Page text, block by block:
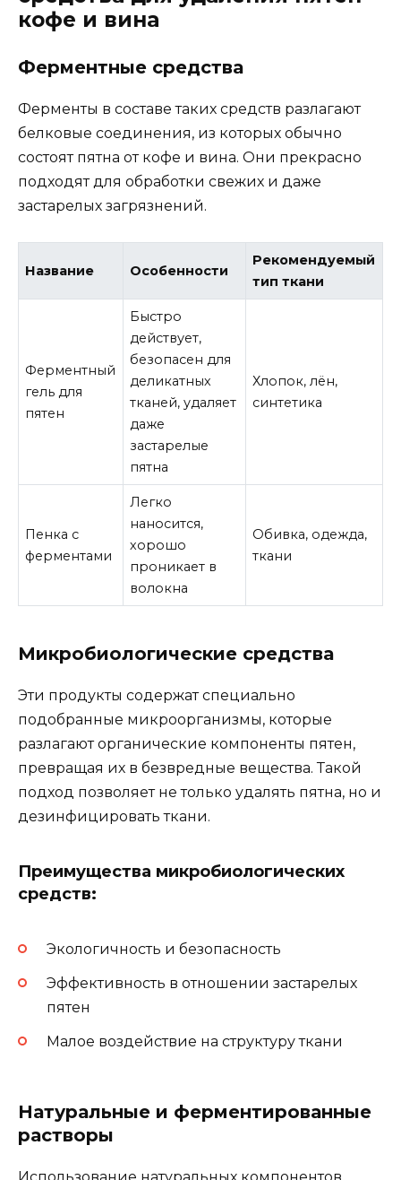
кофе и вина
Ферментные средства
Ферменты в составе таких средств разлагают
белковые соединения, из которых обычно
состоят пятна от кофе и вина. Они прекрасно
подходят для обработки свежих и даже
застарелых загрязнений.
Название Особенности
Рекомендуемый
тип ткани
Ферментный
гель для
пятен
Быстро
действует,
безопасен для
деликатных
тканей, удаляет
даже
застарелые
пятна
Хлопок, лён,
синтетика
Пенка с
ферментами
Легко
наносится,
хорошо
проникает в
волокна
Обивка, одежда,
ткани
Микробиологические средства
Эти продукты содержат специально
подобранные микроорганизмы, которые
разлагают органические компоненты пятен,
превращая их в безвредные вещества. Такой
подход позволяет не только удалять пятна, но и
дезинфицировать ткани.
Преимущества микробиологических
средств:
Экологичность и безопасность
Эффективность в отношении застарелых
пятен
Малое воздействие на структуру ткани
Натуральные и ферментированные
растворы
Использование натуральных компонентов,